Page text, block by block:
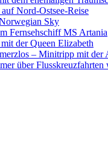
Nord-Ostsee-Reise
Sky
Fernsehschiff MS Artania
der Queen Elizabeth
– Minitripp mit der
über Flusskreuzfahrten